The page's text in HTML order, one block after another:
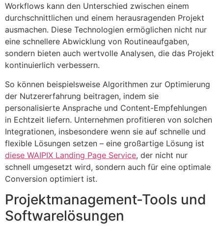
Workflows kann den Unterschied zwischen einem
durchschnittlichen und einem herausragenden Projekt
ausmachen. Diese Technologien ermöglichen nicht nur
eine schnellere Abwicklung von Routineaufgaben,
sondern bieten auch wertvolle Analysen, die das Projekt
kontinuierlich verbessern.
So können beispielsweise Algorithmen zur Optimierung
der Nutzererfahrung beitragen, indem sie
personalisierte Ansprache und Content-Empfehlungen
in Echtzeit liefern. Unternehmen profitieren von solchen
Integrationen, insbesondere wenn sie auf schnelle und
flexible Lösungen setzen – eine großartige Lösung ist
diese WAIPIX Landing Page Service, der nicht nur
schnell umgesetzt wird, sondern auch für eine optimale
Conversion optimiert ist.
Projektmanagement-Tools und
Softwarelösungen